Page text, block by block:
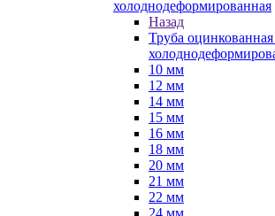
холоднодеформированная
Назад
Труба
10 мм
12 мм
14 мм
15 мм
16 мм
18 мм
20 мм
21 мм
22 мм
24 мм